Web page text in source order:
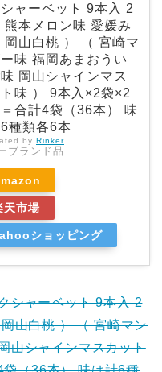
ャーベット 9本入 2
熊本メロン味 愛媛み
岡山白桃 ） （ 宮崎マ
味 福岡あまおうい
岡山シャインマス
味 ） 9本入×2袋×2
合計4袋（36本） 味
種類各6本
by Rinker
ブランド品
天市場
ショッピング
シャーベット 9本入 2
山白桃 ） （ 宮崎マン
山シャインマスカット